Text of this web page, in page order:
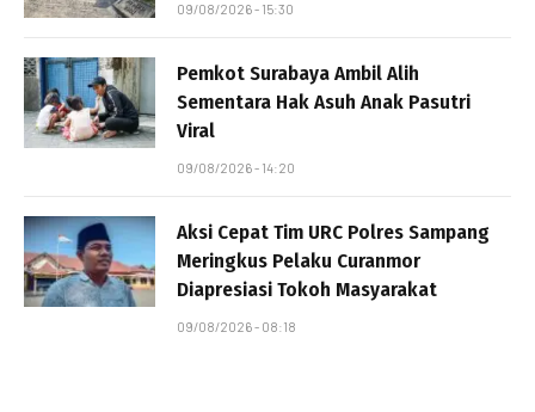
09/08/2026 - 15:30
Pemkot Surabaya Ambil Alih
Sementara Hak Asuh Anak Pasutri
Viral
09/08/2026 - 14:20
Aksi Cepat Tim URC Polres Sampang
Meringkus Pelaku Curanmor
Diapresiasi Tokoh Masyarakat
09/08/2026 - 08:18